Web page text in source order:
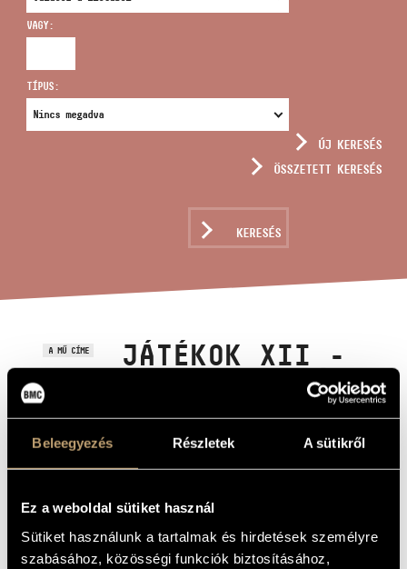
Beleegyezés Részletek A sütikről
Ez a weboldal sütiket használ
Sütiket használunk a tartalmak és hirdetések személyre
szabásához, közösségi funkciók biztosításához,
NYITVA TARTÁS
VAGY:
TÍPUS:
ÚJ KERESÉS
ÖSSZETETT KERESÉS
KERESÉS
A MŰ CÍME
JÁTÉKOK XII -
BÚCSÚ - …DRÁGA
BARÁTOMNAK ÉS
LEGKÖZELEBBI
MUNKATÁRSAMNAK
WILHEIM
ANDRISNAK FÁJÓ